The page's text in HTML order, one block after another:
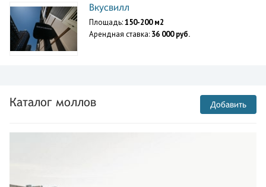
Вкусвилл
Площадь:150-200 м2
Арендная ставка: 36 000 руб.
Каталог моллов Добавить